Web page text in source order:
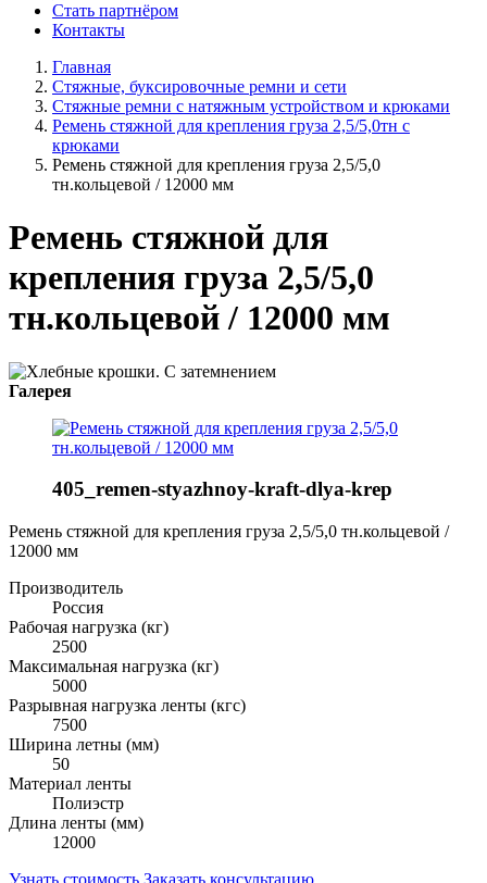
Стать партнёром
Контакты
Главная
Стяжные, буксировочные ремни и сети
Стяжные ремни с натяжным устройством и крюками
Ремень стяжной для крепления груза 2,5/5,0тн с
крюками
Ремень стяжной для крепления груза 2,5/5,0
тн.кольцевой / 12000 мм
Ремень стяжной для
крепления груза 2,5/5,0
тн.кольцевой / 12000 мм
Галерея
405_remen-styazhnoy-kraft-dlya-krep
Ремень стяжной для крепления груза 2,5/5,0 тн.кольцевой /
12000 мм
Производитель
Россия
Рабочая нагрузка (кг)
2500
Максимальная нагрузка (кг)
5000
Разрывная нагрузка ленты (кгс)
7500
Ширина летны (мм)
50
Материал ленты
Полиэстр
Длина ленты (мм)
12000